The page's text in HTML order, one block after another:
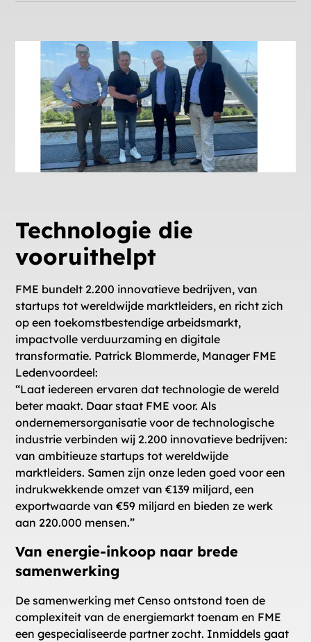
Technologie die
vooruithelpt
FME bundelt 2.200 innovatieve bedrijven, van
startups tot wereldwijde marktleiders, en richt zich
op een toekomstbestendige arbeidsmarkt,
impactvolle verduurzaming en digitale
transformatie. Patrick Blommerde, Manager FME
Ledenvoordeel:
“Laat iedereen ervaren dat technologie de wereld
beter maakt. Daar staat FME voor. Als
ondernemersorganisatie voor de technologische
industrie verbinden wij 2.200 innovatieve bedrijven:
van ambitieuze startups tot wereldwijde
marktleiders. Samen zijn onze leden goed voor een
indrukwekkende omzet van €139 miljard, een
exportwaarde van €59 miljard en bieden ze werk
aan 220.000 mensen.”
Van energie-inkoop naar brede
samenwerking
De samenwerking met Censo ontstond toen de
complexiteit van de energiemarkt toenam en FME
een gespecialiseerde partner zocht. Inmiddels gaat